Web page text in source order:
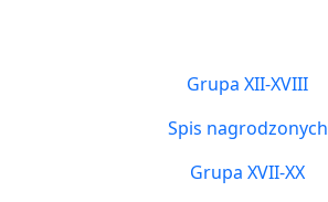
Grupa XII-XVIII
Spis nagrodzonych
Grupa XVII-XX